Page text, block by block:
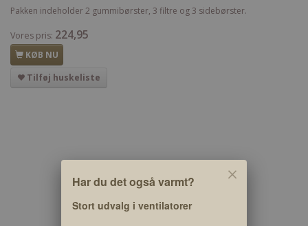
Pakken indeholder 2 gummibørster, 3 filtre og 3 sidebørster.
Vores pris: 224,95
KØB NU
Tilføj huskeliste
Har du det også varmt?
Stort udvalg i ventilatorer